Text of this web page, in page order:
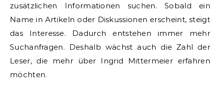
zusätzlichen Informationen suchen. Sobald ein
Name in Artikeln oder Diskussionen erscheint, steigt
das Interesse. Dadurch entstehen immer mehr
Suchanfragen. Deshalb wächst auch die Zahl der
Leser, die mehr über Ingrid Mittermeier erfahren
möchten.